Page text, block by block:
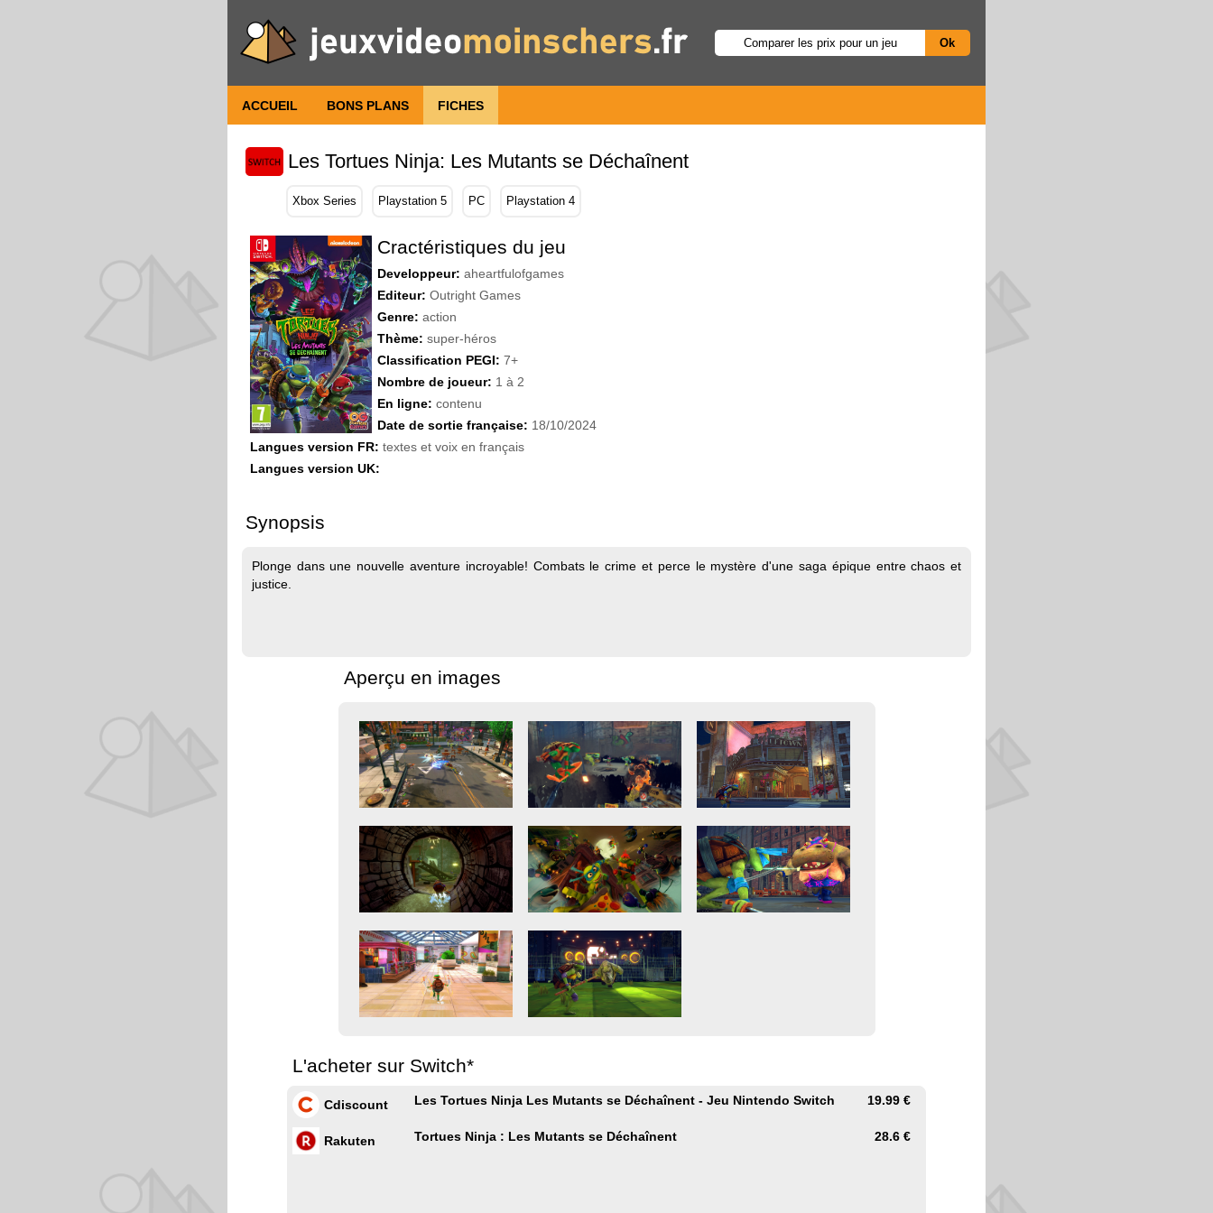
ACCUEIL BONS PLANS FICHES
Les Tortues Ninja: Les Mutants se Déchaînent
Xbox Series Playstation 5 PC Playstation 4
Cractéristiques du jeu
Developpeur: aheartfulofgames
Editeur: Outright Games
Genre: action
Thème: super-héros
Classification PEGI: 7+
Nombre de joueur: 1 à 2
En ligne: contenu
Date de sortie française: 18/10/2024
Langues version FR: textes et voix en français
Langues version UK:
Synopsis
Plonge dans une nouvelle aventure incroyable! Combats le crime et perce le mystère d'une saga épique entre chaos et
justice.
Aperçu en images
L'acheter sur Switch*
Cdiscount Les Tortues Ninja Les Mutants se Déchaînent - Jeu Nintendo Switch 19.99 €
Rakuten Tortues Ninja : Les Mutants se Déchaînent 28.6 €